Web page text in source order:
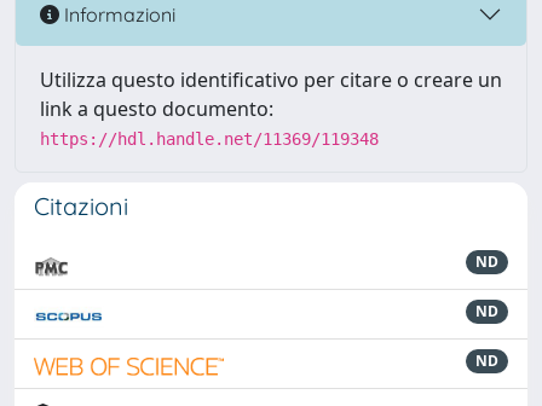
Informazioni
Utilizza questo identificativo per citare o creare un
link a questo documento:
https://hdl.handle.net/11369/119348
Citazioni
ND
ND
ND